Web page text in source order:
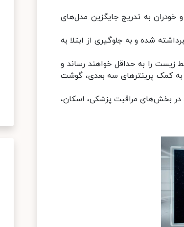
خودروهای الکتریکی و خودران به تدریج جایگزین مدل‌های
شده و به جلوگیری از ابتلا به
زیست را به حداقل خواهند رساند و
به کمک پرینترهای سه بعدی، گوشت‌
دروازه‌ای از امکانات نامحدود در بخش‌های مراقبت پزشکی، اسکان،